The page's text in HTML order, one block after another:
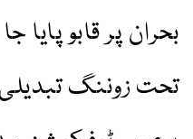
بحران پر قابو
تحت زوننگ